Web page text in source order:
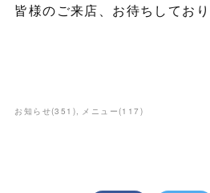
皆様のご来店、お待ちしてお
お知らせ(351 ) メニュー(117 )